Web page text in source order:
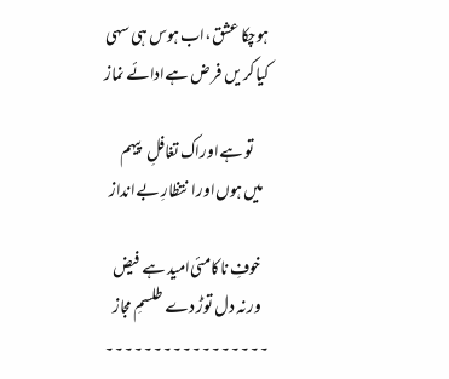
ہو چکا عشق، اب ہوس ہی سہی
کیا کریں فرض ہے ادائے نماز
تو ہے اور اک تغافلِ پیہم
میں ہوں اور انتظارِ بے انداز
خوفِ ناکامئی امید ہے فیض
ورنہ دل توڑ دے طلسمِ مجاز
۔۔۔۔۔۔۔۔۔۔۔۔۔۔۔۔۔